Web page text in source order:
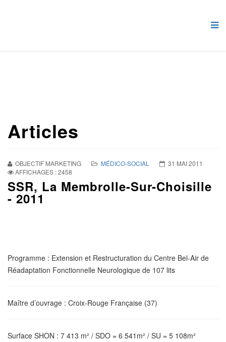
Articles
OBJECTIF MARKETING MÉDICO-SOCIAL
31 MAI 2011
AFFICHAGES : 2458
SSR, La Membrolle-Sur-Choisille
- 2011
Programme : Extension et Restructuration du Centre Bel-Air de
Réadaptation Fonctionnelle Neurologique de 107 lits
Maître d’ouvrage : Croix-Rouge Française (37)
Surface SHON : 7 413 m² / SDO = 6 541m² / SU = 5 108m²